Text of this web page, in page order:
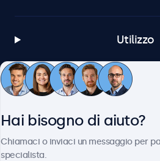
Utilizzo
Servizio
Hai bisogno di aiuto?
Chiamaci o inviaci un messaggio per
specialista.